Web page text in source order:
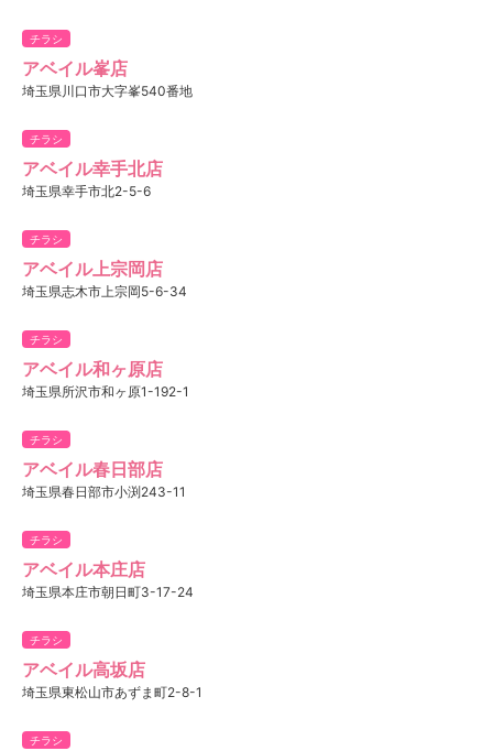
チラシ
アベイル峯店
埼玉県川口市大字峯540番地
チラシ
アベイル幸手北店
埼玉県幸手市北2-5-6
チラシ
アベイル上宗岡店
埼玉県志木市上宗岡5-6-34
チラシ
アベイル和ヶ原店
埼玉県所沢市和ヶ原1-192-1
チラシ
アベイル春日部店
埼玉県春日部市小渕243-11
チラシ
アベイル本庄店
埼玉県本庄市朝日町3-17-24
チラシ
アベイル高坂店
埼玉県東松山市あずま町2-8-1
チラシ